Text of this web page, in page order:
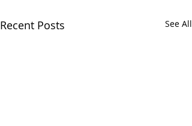
Recent Posts See All